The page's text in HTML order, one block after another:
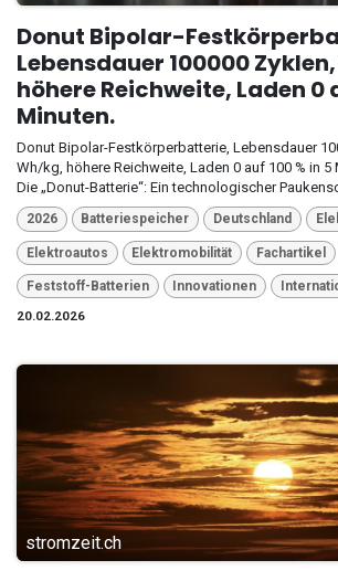
Donut Bipolar-
Lebensdauer 100000
höhere Reichweite, Laden 0
Minuten.
Donut Bipolar-Festkörperbatterie, Lebensdauer
Wh/kg, höhere Reichweite, Laden 0 auf 100 % in 5
Die „Donut-Batterie“: Ein technologischer
2026 Batteriespeicher Deutschland
Elektroautos Elektromobilität Fachartikel
Feststoff-Batterien Innovationen
20.02.2026
stromzeit.ch